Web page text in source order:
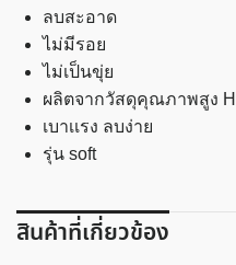
08
ขนาด
ใหญ่
ชิ้น
ลบสะอาด
ไม่มีรอย
ไม่เป็นขุ่ย
ผลิตจากวัสดุคุณภาพสูง
เบาเเรง ลบง่าย
รุ่น soft
สินค้าที่เกี่ยวข้อง